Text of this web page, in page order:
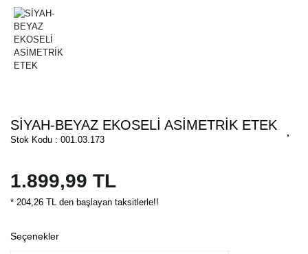
SİYAH-BEYAZ EKOSELİ ASİMETRİK ETEK
Stok Kodu : 001.03.173
1.899,99 TL
* 204,26 TL den başlayan taksitlerle!!
Seçenekler